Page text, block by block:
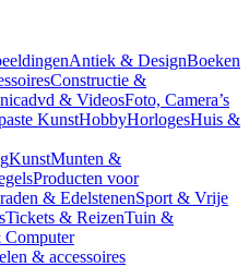
Antiek & DesignBoeken
Constructie &
dvd & VideosFoto, Camera’s
KunstHobbyHorlogesHuis &
KunstMunten &
Producten voor
& EdelstenenSport & Vrije
Tickets & ReizenTuin &
& accessoires